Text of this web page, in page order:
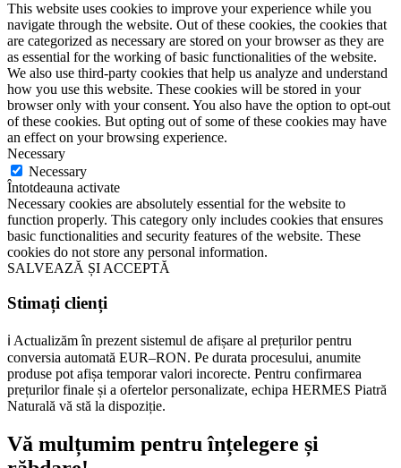
This website uses cookies to improve your experience while you
navigate through the website. Out of these cookies, the cookies that
are categorized as necessary are stored on your browser as they are
as essential for the working of basic functionalities of the website.
We also use third-party cookies that help us analyze and understand
how you use this website. These cookies will be stored in your
browser only with your consent. You also have the option to opt-out
of these cookies. But opting out of some of these cookies may have
an effect on your browsing experience.
Necessary
Necessary
Întotdeauna activate
Necessary cookies are absolutely essential for the website to
function properly. This category only includes cookies that ensures
basic functionalities and security features of the website. These
cookies do not store any personal information.
SALVEAZĂ ȘI ACCEPTĂ
Stimați clienți
ℹ️ Actualizăm în prezent sistemul de afișare al prețurilor pentru
conversia automată EUR–RON. Pe durata procesului, anumite
produse pot afișa temporar valori incorecte. Pentru confirmarea
prețurilor finale și a ofertelor personalizate, echipa HERMES Piatră
Naturală vă stă la dispoziție.
Vă mulțumim pentru înțelegere și